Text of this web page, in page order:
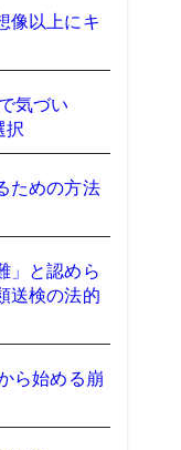
像以上にキ
気づい
択
ための方法
」と認めら
送検の法的
ら始める崩